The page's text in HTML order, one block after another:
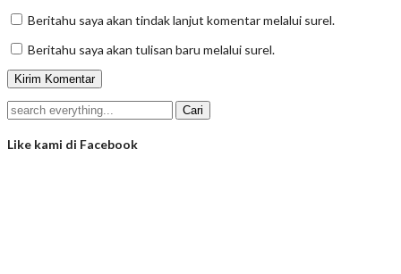
Beritahu saya akan tindak lanjut komentar melalui surel.
Beritahu saya akan tulisan baru melalui surel.
Like kami di Facebook